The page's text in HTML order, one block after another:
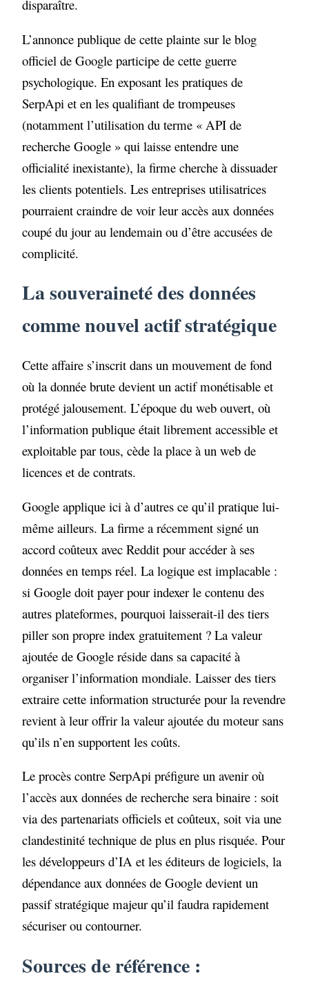
disparaître.
L’annonce publique de cette plainte sur le blog
officiel de Google participe de cette guerre
psychologique. En exposant les pratiques de
SerpApi et en les qualifiant de trompeuses
(notamment l’utilisation du terme « API de
recherche Google » qui laisse entendre une
officialité inexistante), la firme cherche à dissuader
les clients potentiels. Les entreprises utilisatrices
pourraient craindre de voir leur accès aux données
coupé du jour au lendemain ou d’être accusées de
complicité.
La souveraineté des données
comme nouvel actif stratégique
Cette affaire s’inscrit dans un mouvement de fond
où la donnée brute devient un actif monétisable et
protégé jalousement. L’époque du web ouvert, où
l’information publique était librement accessible et
exploitable par tous, cède la place à un web de
licences et de contrats.
Google applique ici à d’autres ce qu’il pratique lui-
même ailleurs. La firme a récemment signé un
accord coûteux avec Reddit pour accéder à ses
données en temps réel. La logique est implacable :
si Google doit payer pour indexer le contenu des
autres plateformes, pourquoi laisserait-il des tiers
piller son propre index gratuitement ? La valeur
ajoutée de Google réside dans sa capacité à
organiser l’information mondiale. Laisser des tiers
extraire cette information structurée pour la revendre
revient à leur offrir la valeur ajoutée du moteur sans
qu’ils n’en supportent les coûts.
Le procès contre SerpApi préfigure un avenir où
l’accès aux données de recherche sera binaire : soit
via des partenariats officiels et coûteux, soit via une
clandestinité technique de plus en plus risquée. Pour
les développeurs d’IA et les éditeurs de logiciels, la
dépendance aux données de Google devient un
passif stratégique majeur qu’il faudra rapidement
sécuriser ou contourner.
Sources de référence :